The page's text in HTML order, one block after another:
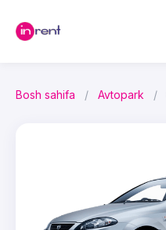
Bosh sahifa / Avtopark /